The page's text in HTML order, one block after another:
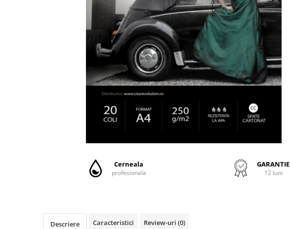
Cerneala
profesionala
GARANTIE
12 luni
Descriere Caracteristici Review-uri (0)